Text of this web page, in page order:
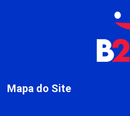
Mapa do Site